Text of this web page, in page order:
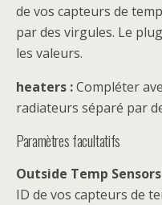
de vos capteurs de
par des virgules. Le
les valeurs.
heaters :Compléter
radiateurs séparé par
Paramètres facultatifs
Outside Temp
ID de vos capteurs de